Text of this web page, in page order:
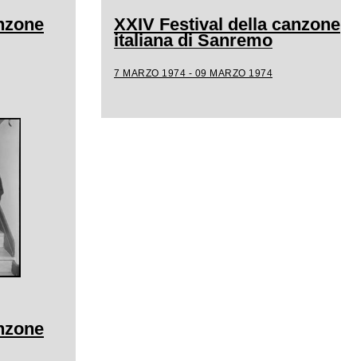
XXIV Festival della canzone
italiana di Sanremo
7 MARZO 1974 - 09 MARZO 1974